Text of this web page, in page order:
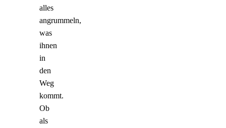
alles
angrummeln,
was
ihnen
in
den
Weg
kommt.
Ob
als